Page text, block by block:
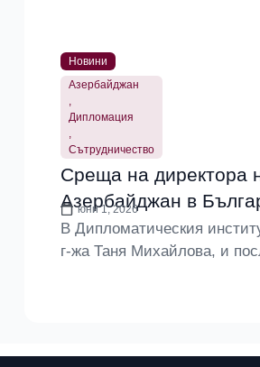
Новини
Азербайджан
Дипломация
Сътрудничество
Среща на директора
Азербайджан в
юни 1, 2026
В Дипломатическия
г-жа Таня Михайлова, и